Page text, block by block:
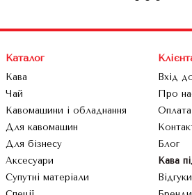
Каталог
Кава
Чай
Кавомашини і обладнання
Для кавомашин
Для бізнесу
Аксесуари
Супутні матеріали
Вхід
Про
Оплата
Блог
Кава
Відгуки